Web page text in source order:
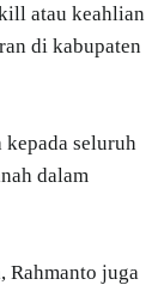
atau keahlian
di kabupaten
seluruh
dalam
Rahmanto juga